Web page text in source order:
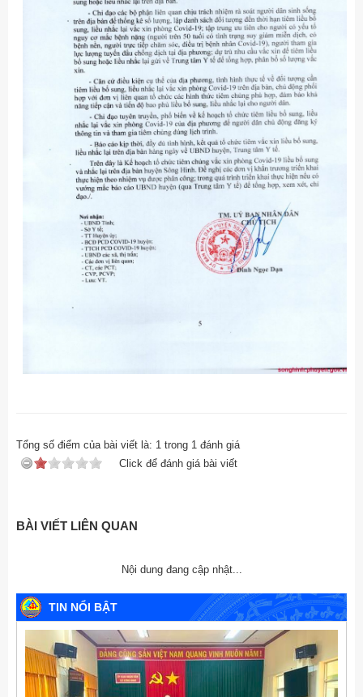
Tổng số điểm của bài viết là: 1 trong 1 đánh giá
Click để đánh giá bài viết
BÀI VIẾT LIÊN QUAN
Nội dung đang cập nhật...
TIN NỔI BẬT